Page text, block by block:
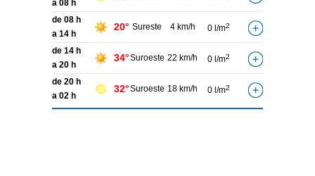
a 08 h
de 08 h
a 14 h
20° Sureste 4 km/h 0 l/m2
de 14 h
a 20 h
34°Suroeste 22 km/h 0 l/m2
de 20 h
a 02 h
32°Suroeste 18 km/h 0 l/m2